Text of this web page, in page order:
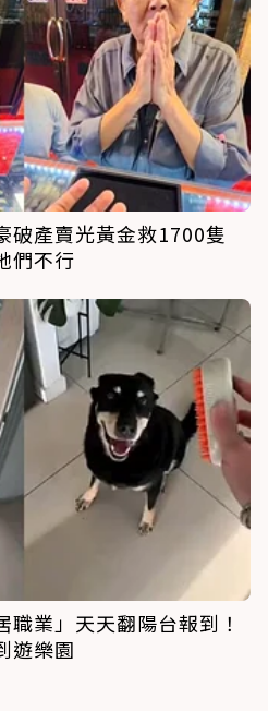
破產賣光黃金救1700隻
們不行
業」天天翻陽台報到！
遊樂園